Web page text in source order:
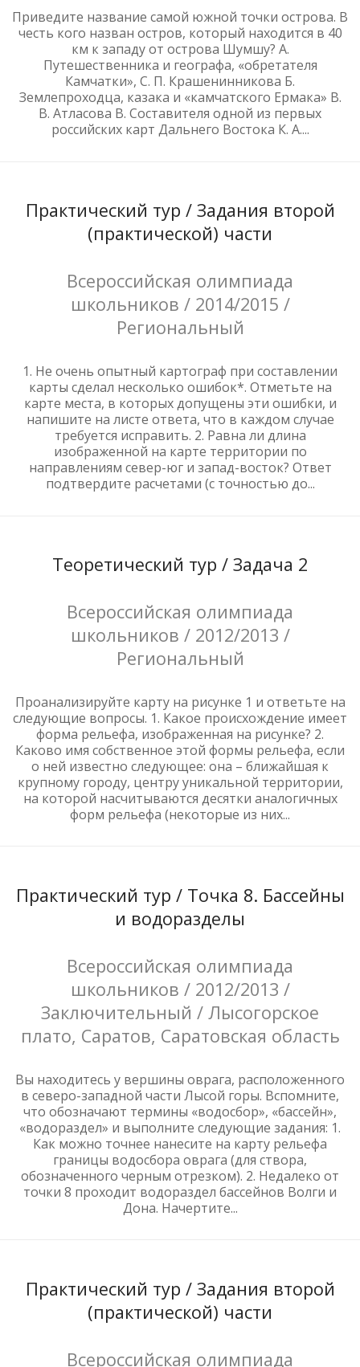
Приведите название самой южной точки острова. В
честь кого назван остров, который находится в 40
км к западу от острова Шумшу? А.
Путешественника и географа, «обретателя
Камчатки», С. П. Крашенинникова Б.
Землепроходца, казака и «камчатского Ермака» В.
В. Атласова В. Составителя одной из первых
российских карт Дальнего Востока К. А....
Практический тур / Задания второй
(практической) части
Всероссийская олимпиада
школьников / 2014/2015 /
Региональный
1. Не очень опытный картограф при составлении
карты сделал несколько ошибок*. Отметьте на
карте места, в которых допущены эти ошибки, и
напишите на листе ответа, что в каждом случае
требуется исправить. 2. Равна ли длина
изображенной на карте территории по
направлениям север-юг и запад-восток? Ответ
подтвердите расчетами (с точностью до...
Теоретический тур / Задача 2
Всероссийская олимпиада
школьников / 2012/2013 /
Региональный
Проанализируйте карту на рисунке 1 и ответьте на
следующие вопросы. 1. Какое происхождение имеет
форма рельефа, изображенная на рисунке? 2.
Каково имя собственное этой формы рельефа, если
о ней известно следующее: она – ближайшая к
крупному городу, центру уникальной территории,
на которой насчитываются десятки аналогичных
форм рельефа (некоторые из них...
Практический тур / Точка 8. Бассейны
и водоразделы
Всероссийская олимпиада
школьников / 2012/2013 /
Заключительный / Лысогорское
плато, Саратов, Саратовская область
Вы находитесь у вершины оврага, расположенного
в северо-западной части Лысой горы. Вспомните,
что обозначают термины «водосбор», «бассейн»,
«водораздел» и выполните следующие задания: 1.
Как можно точнее нанесите на карту рельефа
границы водосбора оврага (для створа,
обозначенного черным отрезком). 2. Недалеко от
точки 8 проходит водораздел бассейнов Волги и
Дона. Начертите...
Практический тур / Задания второй
(практической) части
Всероссийская олимпиада